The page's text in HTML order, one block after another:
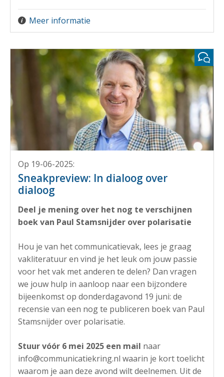
Meer informatie
Op 19-06-2025:
Sneakpreview: In dialoog over
dialoog
Deel je mening over het nog te verschijnen
boek van Paul Stamsnijder over polarisatie
Hou je van het communicatievak, lees je graag
vakliteratuur en vind je het leuk om jouw passie
voor het vak met anderen te delen? Dan vragen
we jouw hulp in aanloop naar een bijzondere
bijeenkomst op donderdagavond 19 juni: de
recensie van een nog te publiceren boek van Paul
Stamsnijder over polarisatie.
Stuur vóór 6 mei 2025 een mail naar
info@communicatiekring.nl waarin je kort toelicht
waarom je aan deze avond wilt deelnemen. Uit de